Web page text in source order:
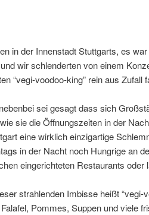
in der Innenstadt Stuttgarts, es
wir schlenderten von einem
“vegi-voodoo-king” rein aus Zufall
sei gesagt dass sich
sie die Öffnungszeiten in der
eine wirklich einzigartige
in der Nacht noch Hungrige an
eingerichteten Restaurants
strahlenden Imbisse heißt
Pommes, Suppen und viele